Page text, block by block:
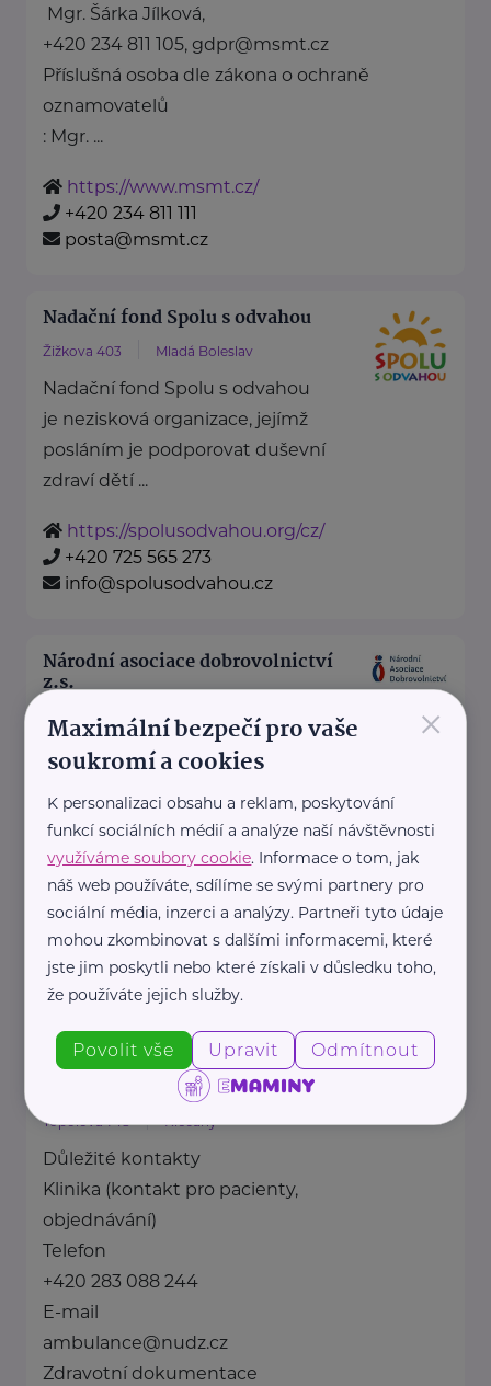
Mgr. Šárka Jílková,
+420 234 811 105, gdpr@msmt.cz
Příslušná osoba dle zákona o ochraně
oznamovatelů
: Mgr. ...
https://www.msmt.cz/
+420 234 811 111
posta@msmt.cz
Nadační fond Spolu s odvahou
Žižkova 403 Mladá Boleslav
Nadační fond Spolu s odvahou
je nezisková organizace, jejímž
posláním je podporovat duševní
zdraví dětí ...
https://spolusodvahou.org/cz/
+420 725 565 273
info@spolusodvahou.cz
Národní asociace dobrovolnictví
z.s.
Kaznějovská 1517/51
z.s. je zastřešující dobrovolnou,
nepolitickou organizací.
Spojujeme dobrovolnické ...
www.nadobrovolnictvi.cz
+420 606 512 905
info@nadobrovolnictvi.cz
Národní ústav duševního zdraví
Topolová 748 Klecany
Důležité kontakty
Klinika (kontakt pro pacienty,
objednávání)
Telefon
+420 283 088 244
E-mail
ambulance@nudz.cz
Zdravotní dokumentace
×
Maximální bezpečí pro vaše
soukromí a cookies
K personalizaci obsahu a reklam, poskytování
funkcí sociálních médií a analýze naší návštěvnosti
využíváme soubory cookie. Informace o tom, jak
náš web používáte, sdílíme se svými partnery pro
sociální média, inzerci a analýzy. Partneři tyto údaje
mohou zkombinovat s dalšími informacemi, které
jste jim poskytli nebo které získali v důsledku toho,
že používáte jejich služby.
Povolit vše Upravit Odmítnout